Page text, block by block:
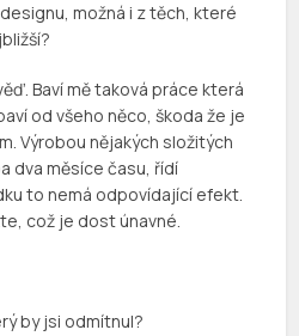
možná i z těch, které
Baví mě taková práce která
od všeho něco, škoda že je
Výrobou nějakých složitých
dva měsíce času, řídí
to nemá odpovídající efekt.
což je dost únavné.
by jsi odmítnul?